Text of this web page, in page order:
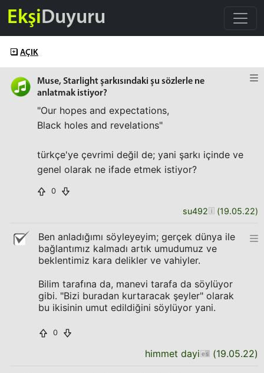
EkşiDuyuru
AÇIK
Muse, Starlight şarkısındaki şu sözlerle ne
anlatmak istiyor?
"Our hopes and expectations,
Black holes and revelations"
türkçe'ye çevrimi değil de; yani şarkı içinde ve
genel olarak ne ifade etmek istiyor?
0
su492 (19.05.22)
Ben anladığımı söyleyeyim; gerçek dünya ile
bağlantımız kalmadı artık umudumuz ve
beklentimiz kara delikler ve vahiyler.
Bilim tarafına da, manevi tarafa da söylüyor
gibi. "Bizi buradan kurtaracak şeyler" olarak
bu ikisinin umut edildiğini söylüyor yani.
0
himmet dayi (19.05.22)